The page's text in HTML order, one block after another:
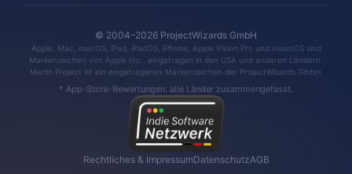
© 2004–2026 ProjectWizards GmbH
Apple, Mac, macOS, iPad, iPadOS, iPhone, Apple Vision Pro und visionOS sind
Markenzeichen von Apple Inc., eingetragen in den USA und anderen Ländern.
Merlin Project ist ein eingetragenes Markenzeichen der ProjectWizards GmbH.
* App-Store-Bewertungen: alle Länder zusammengefasst.
Rechtliches & ImpressumDatenschutzAGB